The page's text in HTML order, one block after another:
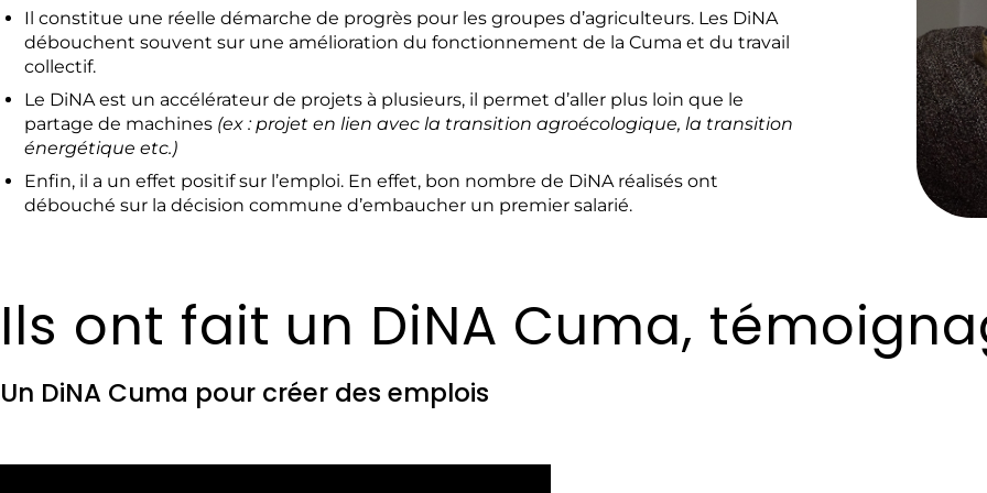
Il constitue une réelle démarche de progrès pour les groupes d’agriculteurs. Les DiNA
débouchent souvent sur une amélioration du fonctionnement de la Cuma et du travail
collectif.
Le DiNA est un accélérateur de projets à plusieurs, il permet d’aller plus loin que le
partage de machines (ex : projet en lien avec la transition agroécologique, la transition
énergétique etc.)
Enfin, il a un effet positif sur l’emploi. En effet, bon nombre de DiNA réalisés ont
débouché sur la décision commune d’embaucher un premier salarié.
Ils ont fait un DiNA Cuma,
Un DiNA Cuma pour créer des emplois